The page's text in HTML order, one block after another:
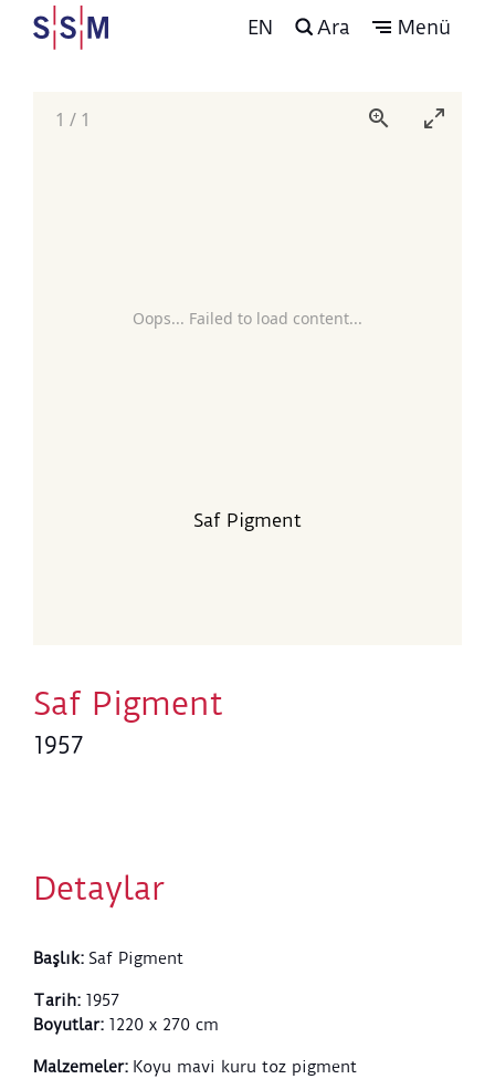
EN Ara Menü
Oops... Failed to load content...
1 / 1
Saf Pigment
Saf Pigment
1957
Detaylar
Başlık: Saf Pigment
Tarih: 1957
Boyutlar: 1220 x 270 cm
Malzemeler: Koyu mavi kuru toz pigment